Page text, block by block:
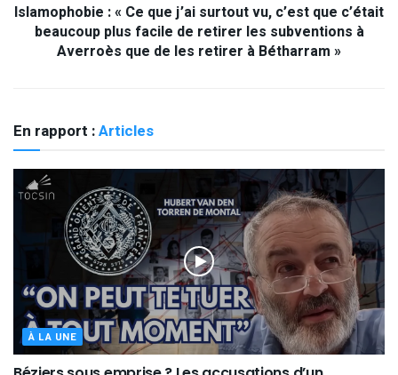
Islamophobie : « Ce que j’ai surtout vu, c’est que c’était
beaucoup plus facile de retirer les subventions à
Averroès que de les retirer à Bétharram »
En rapport :Articles
À LA UNE